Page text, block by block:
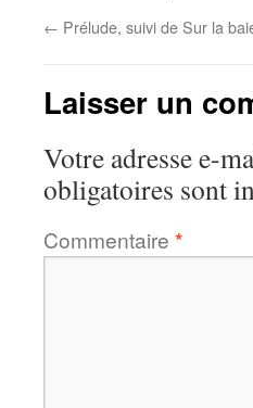
← Prélude, suivi de Sur la
Laisser un
Votre adresse e-
obligatoires sont
Commentaire *